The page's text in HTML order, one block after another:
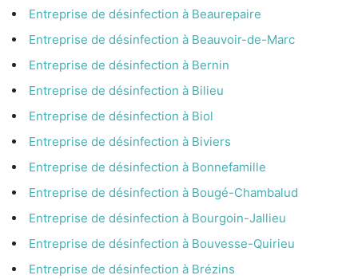
Entreprise de désinfection à Beaurepaire
Entreprise de désinfection à Beauvoir-de-Marc
Entreprise de désinfection à Bernin
Entreprise de désinfection à Bilieu
Entreprise de désinfection à Biol
Entreprise de désinfection à Biviers
Entreprise de désinfection à Bonnefamille
Entreprise de désinfection à Bougé-Chambalud
Entreprise de désinfection à Bourgoin-Jallieu
Entreprise de désinfection à Bouvesse-Quirieu
Entreprise de désinfection à Brézins